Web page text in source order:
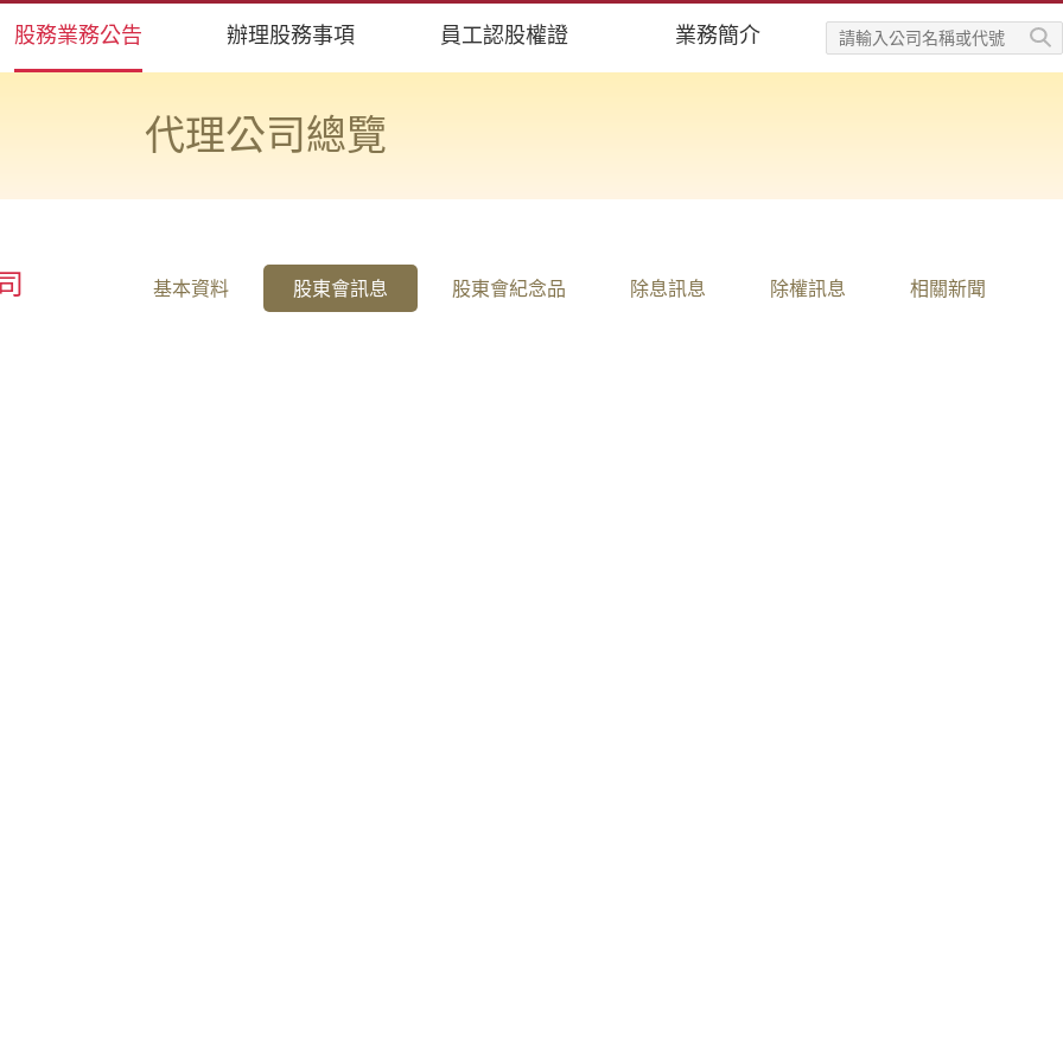
股務業務公告 辦理股務事項 員工認股權證 業務簡介
代理公司總覽
基本資料 股東會訊息 股東會紀念品 除息訊息 除權訊息 相關新聞